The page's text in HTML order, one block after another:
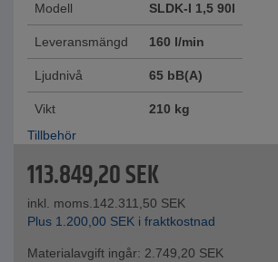
Modell SLDK-I 1,5 90l
Leveransmängd 160 l/min
Ljudnivå 65 bB(A)
Vikt
210 kg
Tillbehör
113.849,20SEK
inkl. moms.142.311,50 SEK
Plus 1.200,00 SEK i fraktkostnad
Materialavgift ingår: 2.749,20 SEK